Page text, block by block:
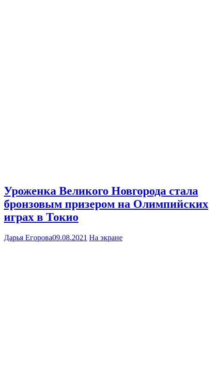
Уроженка Великого Новгорода стала
бронзовым призером на Олимпийских
играх в Токио
Дарья Егорова09.08.2021 На экране